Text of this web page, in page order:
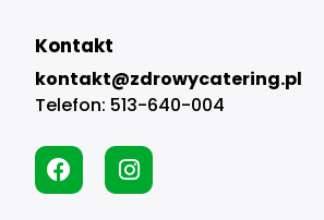
Kontakt
kontakt@zdrowycatering.pl
Telefon: 513-640-004